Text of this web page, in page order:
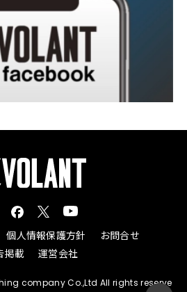
個人情報保護方針
お問合せ
掲載
運営会社
company Co.,Ltd All rights reserve